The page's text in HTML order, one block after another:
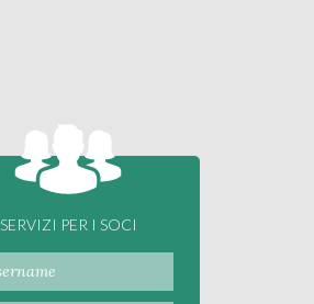
SERVIZI PER I SOCI